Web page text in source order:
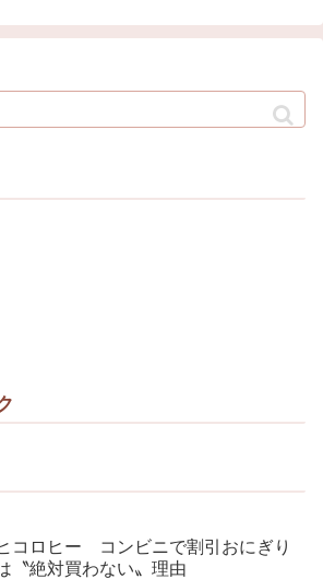
コロヒー コンビニで割引おにぎり
〝絶対買わない〟理由